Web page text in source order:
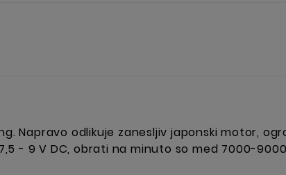
Napravo odlikuje zanesljiv japonski motor,
- 9 V DC, obrati na minuto so med 7000-